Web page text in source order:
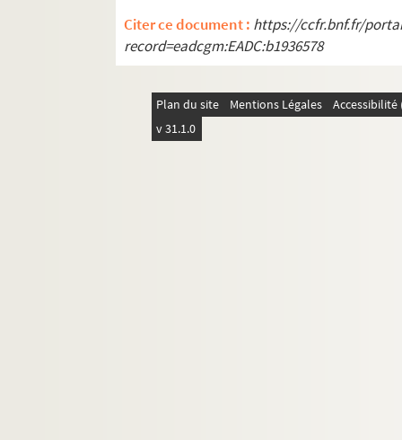
Citer ce document : https://ccfr.bnf.fr/
record=eadcgm:EADC:b1936578
Plan du site Mentions Légales
v 31.1.0